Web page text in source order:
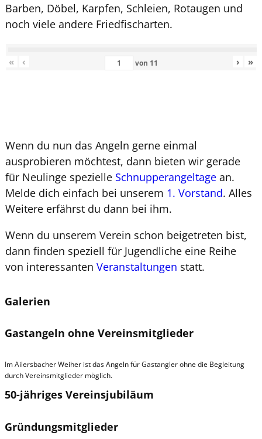
Barben, Döbel, Karpfen, Schleien, Rotaugen und
noch viele andere Friedfischarten.
« ‹ von 11 › »
Wenn du nun das Angeln gerne einmal
ausprobieren möchtest, dann bieten wir gerade
für Neulinge spezielle Schnupperangeltagean.
Melde dich einfach bei unserem 1. Vorstand. Alles
Weitere erfährst du dann bei ihm.
Wenn du unserem Verein schon beigetreten bist,
dann finden speziell für Jugendliche eine Reihe
von interessanten Veranstaltungen statt.
Galerien
Gastangeln ohne Vereinsmitglieder
Im Ailersbacher Weiher ist das Angeln für Gastangler ohne die Begleitung
durch Vereinsmitglieder möglich.
50-jähriges Vereinsjubiläum
Gründungsmitglieder